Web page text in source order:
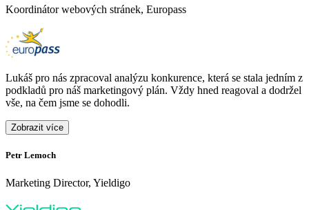
Koordinátor webových stránek, Europass
Lukáš pro nás zpracoval analýzu konkurence, která se stala jedním z
podkladů pro náš marketingový plán. Vždy hned reagoval a dodržel
vše, na čem jsme se dohodli.
Zobrazit více
Petr Lemoch
Marketing Director, Yieldigo